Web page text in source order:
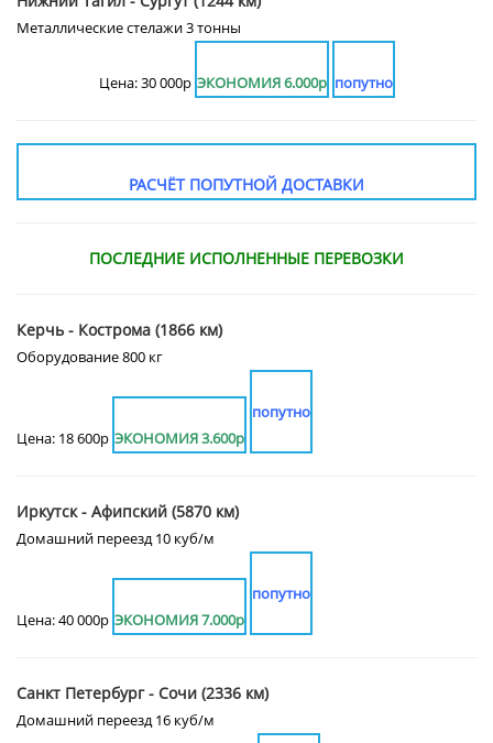
Металлические стелажи 3 тонны
Цена: 30 000р ЭКОНОМИЯ 6.000р попутно
РАСЧЁТ ПОПУТНОЙ ДОСТАВКИ
ПОСЛЕДНИЕ ИСПОЛНЕННЫЕ ПЕРЕВОЗКИ
Керчь - Кострома (1866 км)
Оборудование 800 кг
Цена: 18 600р ЭКОНОМИЯ 3.600р
попутно
Иркутск - Афипский (5870 км)
Домашний переезд 10 куб/м
Цена: 40 000р ЭКОНОМИЯ 7.000р
попутно
Санкт Петербург - Сочи (2336 км)
Домашний переезд 16 куб/м